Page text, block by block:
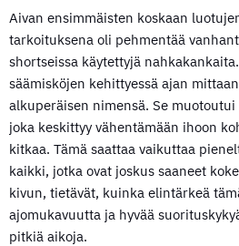
Aivan ensimmäisten koskaan
tarkoituksena oli pehmentää
shortseissa käytettyjä
säämisköjen kehittyessä ajan
alkuperäisen nimensä. Se
joka keskittyy vähentämään ihoon
kitkaa. Tämä saattaa vaikuttaa
kaikki, jotka ovat joskus saaneet
kivun, tietävät, kuinka elintärkeä
ajomukavuutta ja hyvää
pitkiä aikoja.